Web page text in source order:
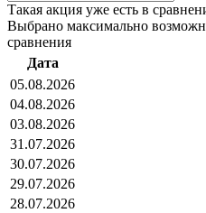
Такая акция уже есть в
Выбрано максимально
сравнения
Дата
05.08.2026
04.08.2026
03.08.2026
31.07.2026
30.07.2026
29.07.2026
28.07.2026